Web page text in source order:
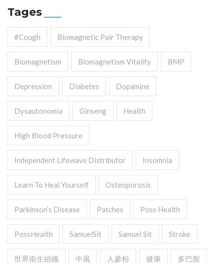
Tages
#cough Biomagnetic Pair Therapy
Biomagnetism Biomagnetism Vitality BMP
Depression Diabetes Dopamine
Dysautonomia Ginseng Health
High Blood Pressure
Independent Lifewave Distributor Insomnia
Learn To Heal Yourself Osteoporosis
Parkinson’s Disease Patches Poss Health
PossHealth SamuelSit Samuel Sit Stroke
世界衛生組織 中風 人參粉 健康 多巴胺